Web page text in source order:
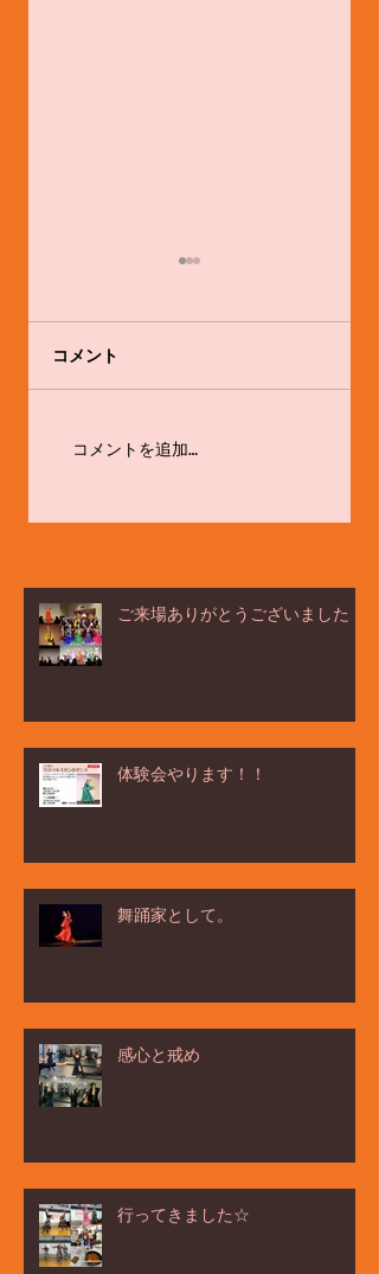
舞
コメント
コメントを追加…
ご来場ありがとうございました！
体験会やります！！
舞踊家として。
感心と戒め
行ってきました☆